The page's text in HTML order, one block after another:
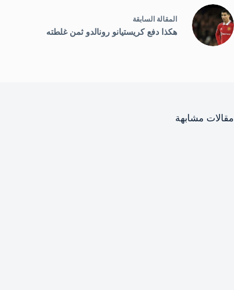
المقالة السابقة
هكذا دفع كريستيانو رونالدو ثمن غلطته
مقالات مشابهة